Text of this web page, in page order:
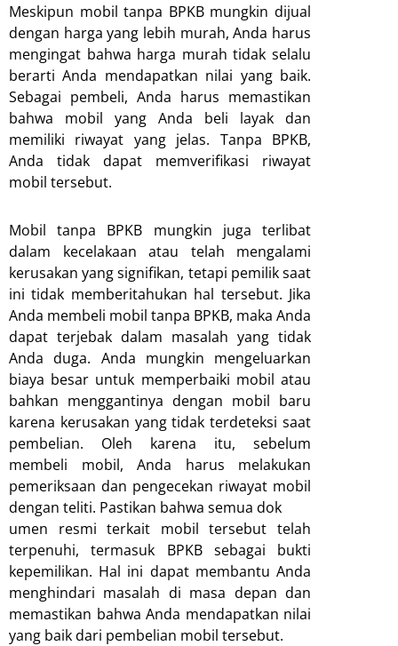
Meskipun mobil tanpa BPKB mungkin dijual
dengan harga yang lebih murah, Anda harus
mengingat bahwa harga murah tidak selalu
berarti Anda mendapatkan nilai yang baik.
Sebagai pembeli, Anda harus memastikan
bahwa mobil yang Anda beli layak dan
memiliki riwayat yang jelas. Tanpa BPKB,
Anda tidak dapat memverifikasi riwayat
mobil tersebut.
Mobil tanpa BPKB mungkin juga terlibat
dalam kecelakaan atau telah mengalami
kerusakan yang signifikan, tetapi pemilik saat
ini tidak memberitahukan hal tersebut. Jika
Anda membeli mobil tanpa BPKB, maka Anda
dapat terjebak dalam masalah yang tidak
Anda duga. Anda mungkin mengeluarkan
biaya besar untuk memperbaiki mobil atau
bahkan menggantinya dengan mobil baru
karena kerusakan yang tidak terdeteksi saat
pembelian. Oleh karena itu, sebelum
membeli mobil, Anda harus melakukan
pemeriksaan dan pengecekan riwayat mobil
dengan teliti. Pastikan bahwa semua dok
umen resmi terkait mobil tersebut telah
terpenuhi, termasuk BPKB sebagai bukti
kepemilikan. Hal ini dapat membantu Anda
menghindari masalah di masa depan dan
memastikan bahwa Anda mendapatkan nilai
yang baik dari pembelian mobil tersebut.